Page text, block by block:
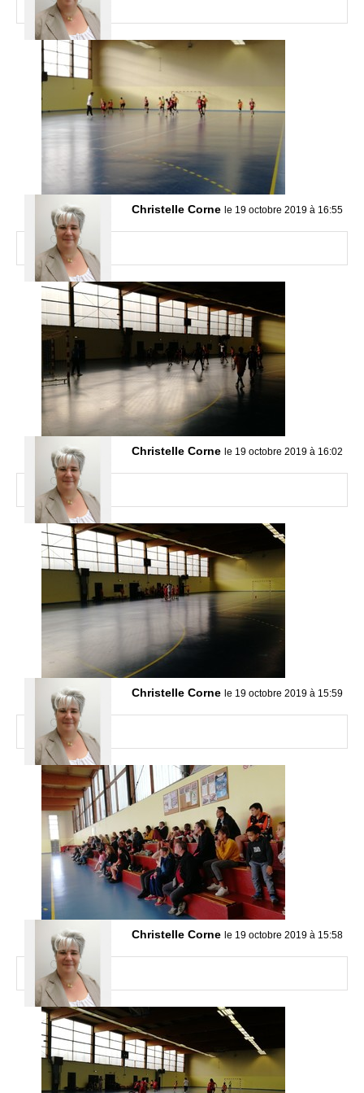
Christelle Corne le 19 octobre 2019 à 16:55
Christelle Corne le 19 octobre 2019 à 16:02
Christelle Corne le 19 octobre 2019 à 15:59
Christelle Corne le 19 octobre 2019 à 15:58